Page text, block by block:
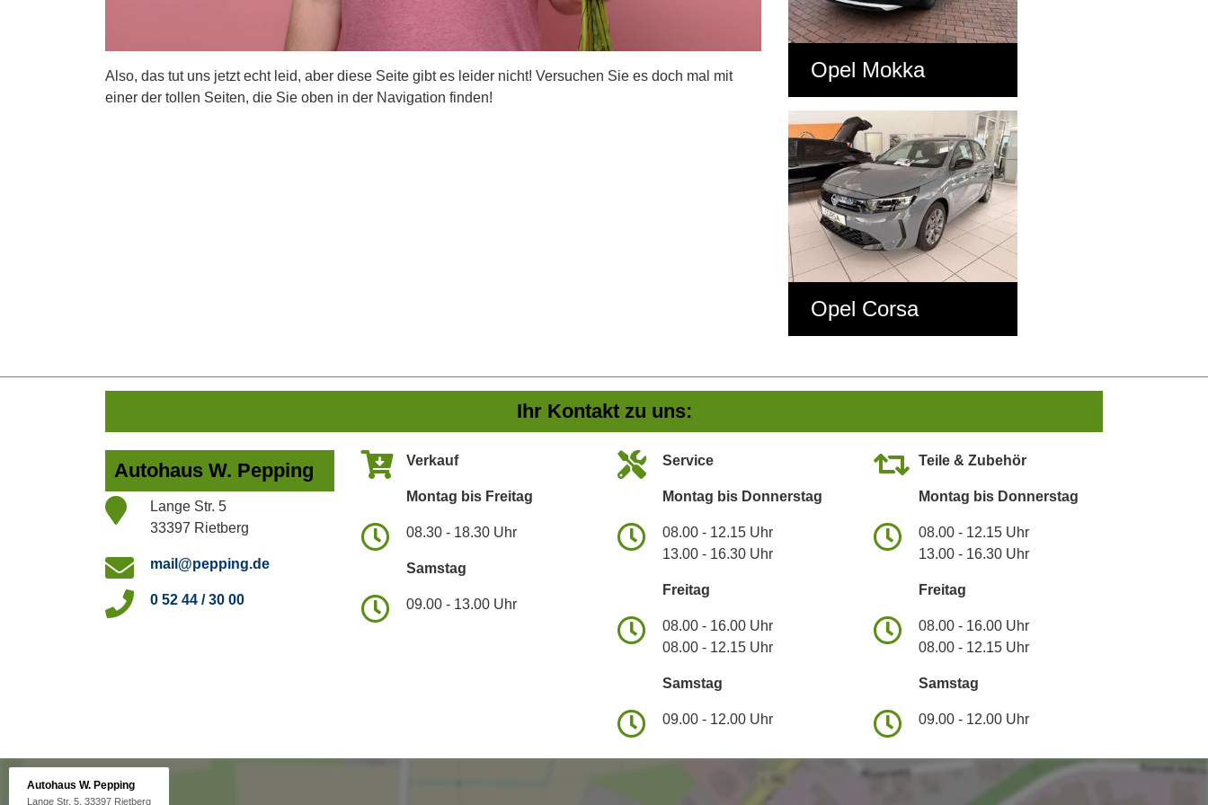
Also, das tut uns jetzt echt leid, aber diese Seite gibt es leider nicht! Versuchen Sie es doch mal mit
einer der tollen Seiten, die Sie oben in der Navigation finden!
Opel Mokka
Opel Corsa
Ihr Kontakt zu uns:
Autohaus W. Pepping
Lange Str. 5
33397 Rietberg
mail@pepping.de
0 52 44 / 30 00
Verkauf
Montag bis Freitag
08.30 - 18.30 Uhr
Samstag
09.00 - 13.00 Uhr
Service
Montag bis Donnerstag
08.00 - 12.15 Uhr
13.00 - 16.30 Uhr
Freitag
08.00 - 16.00 Uhr
08.00 - 12.15 Uhr
Samstag
09.00 - 12.00 Uhr
Teile & Zubehör
Montag bis Donnerstag
08.00 - 12.15 Uhr
13.00 - 16.30 Uhr
Freitag
08.00 - 16.00 Uhr
08.00 - 12.15 Uhr
Samstag
09.00 - 12.00 Uhr
Autohaus W. Pepping
Lange Str. 5, 33397 Rietberg